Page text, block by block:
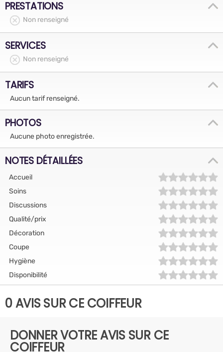
PRESTATIONS
Non renseigné
SERVICES
Non renseigné
TARIFS
Aucun tarif renseigné.
PHOTOS
Aucune photo enregistrée.
NOTES DÉTAILLÉES
Accueil
Soins
Discussions
Qualité/prix
Décoration
Coupe
Hygiène
Disponibilité
0 AVIS SUR CE COIFFEUR
DONNER VOTRE AVIS SUR CE
COIFFEUR